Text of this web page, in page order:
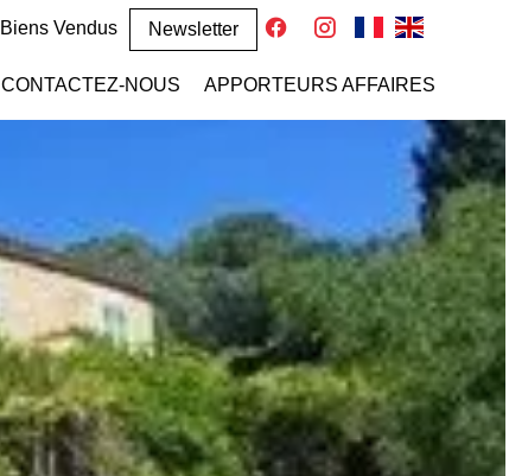
Biens Vendus Newsletter
CONTACTEZ-NOUS APPORTEURS AFFAIRES